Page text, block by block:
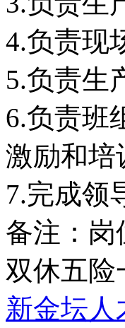
4.负责现
5.负责生
6.负责班
激励和培
7.完成领
备注：岗
双休五险
新金坛人